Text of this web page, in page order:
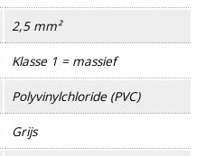
2,5 mm²
Klasse 1 = massief
Polyvinylchloride (PVC)
Grijs